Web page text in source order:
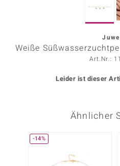
Weiße
Art.Nr.:
Leider ist dieser
Ähnlicher
-14%